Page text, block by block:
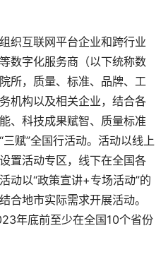
织互联网平台企业和跨行业
数字化服务商（以下统称数
所，质量、标准、品牌、工
机构以及相关企业，结合各
、科技成果赋智、质量标准
赋”全国行活动。活动以线上
置活动专区，线下在全国各
动以“政策宣讲+专场活动”的
合地市实际需求开展活动。
年底前至少在全国10个省份